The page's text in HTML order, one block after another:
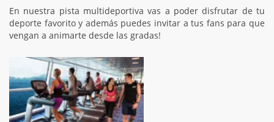
En nuestra pista multideportiva vas a poder disfrutar de tu
deporte favorito y además puedes invitar a tus fans para que
vengan a animarte desde las gradas!